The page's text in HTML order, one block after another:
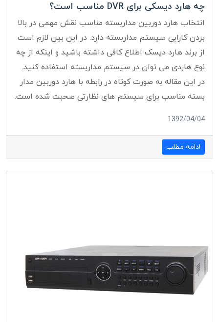
چه هارد دیسکی برای DVR مناسب است؟
انتخاب هارد دوربین مداربسته مناسب نقش مهمی در بالا
بردن کارایی سیستم مداربسته دارد. در این بین لازم است
از برند هارد دیسک اطلاع کافی داشته باشید و اینکه از چه
نوع هاردی می توان در سیستم مداربسته استفاده کنید.
در این مقاله به صورت کوتاه در رابطه با هارد دوربین مدار
بسته مناسب برای سیستم های نظارتی صحبت شده است.
1392/04/04
ادامه مطلب